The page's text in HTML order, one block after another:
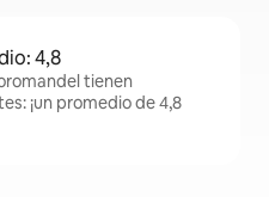
4,8
tienen
¡un promedio de 4,8